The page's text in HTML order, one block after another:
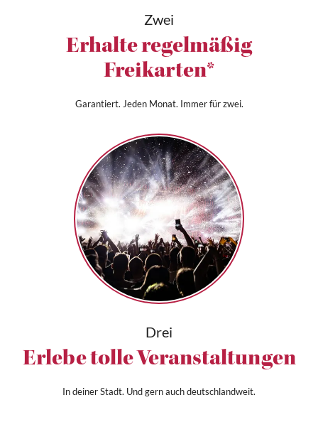
Zwei
Erhalte regelmäßig
Freikarten*
Garantiert. Jeden Monat. Immer für zwei.
Drei
Erlebe tolle Veranstaltungen
In deiner Stadt. Und gern auch deutschlandweit.